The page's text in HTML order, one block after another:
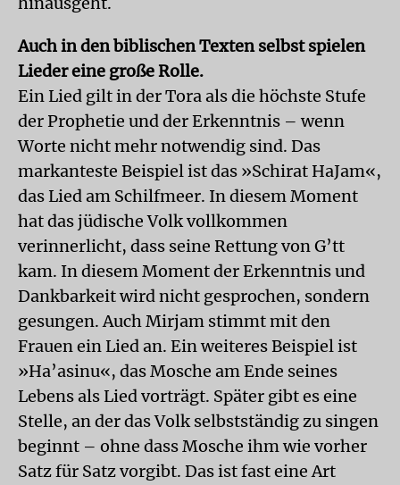
Auch in den biblischen Texten selbst spielen
Lieder eine große Rolle.
Ein Lied gilt in der Tora als die höchste Stufe
der Prophetie und der Erkenntnis – wenn
Worte nicht mehr notwendig sind. Das
markanteste Beispiel ist das »Schirat HaJam«,
das Lied am Schilfmeer. In diesem Moment
hat das jüdische Volk vollkommen
verinnerlicht, dass seine Rettung von G’tt
kam. In diesem Moment der Erkenntnis und
Dankbarkeit wird nicht gesprochen, sondern
gesungen. Auch Mirjam stimmt mit den
Frauen ein Lied an. Ein weiteres Beispiel ist
»Ha’asinu«, das Mosche am Ende seines
Lebens als Lied vorträgt. Später gibt es eine
Stelle, an der das Volk selbstständig zu singen
beginnt – ohne dass Mosche ihm wie vorher
Satz für Satz vorgibt. Das ist fast eine Art